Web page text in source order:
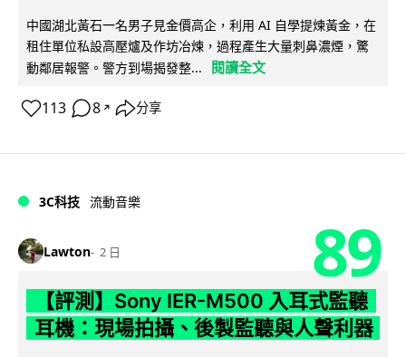
中國湖北黃石一名男子見金價高企，利用 AI 自學提煉黃金，在
租住單位私設高壓爐及作坊冶煉，過程產生大量刺鼻濃煙，驚
動鄰居報警。警方到場揭發整...
閱讀全文
113 8 ↗ 分享
3C科技 流動音樂
Lawton 2 日 89
【評測】Sony IER-M500 入耳式監聽
耳機：現場拍攝、後製監聽與人聲利器